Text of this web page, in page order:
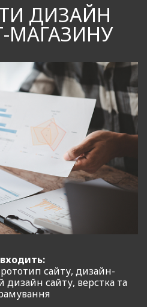
ДИЗАЙН
МАГАЗИНУ
сайту, дизайн-
дизайн сайту, верстка та